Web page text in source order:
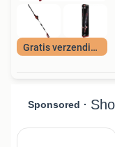
Gratis verzending